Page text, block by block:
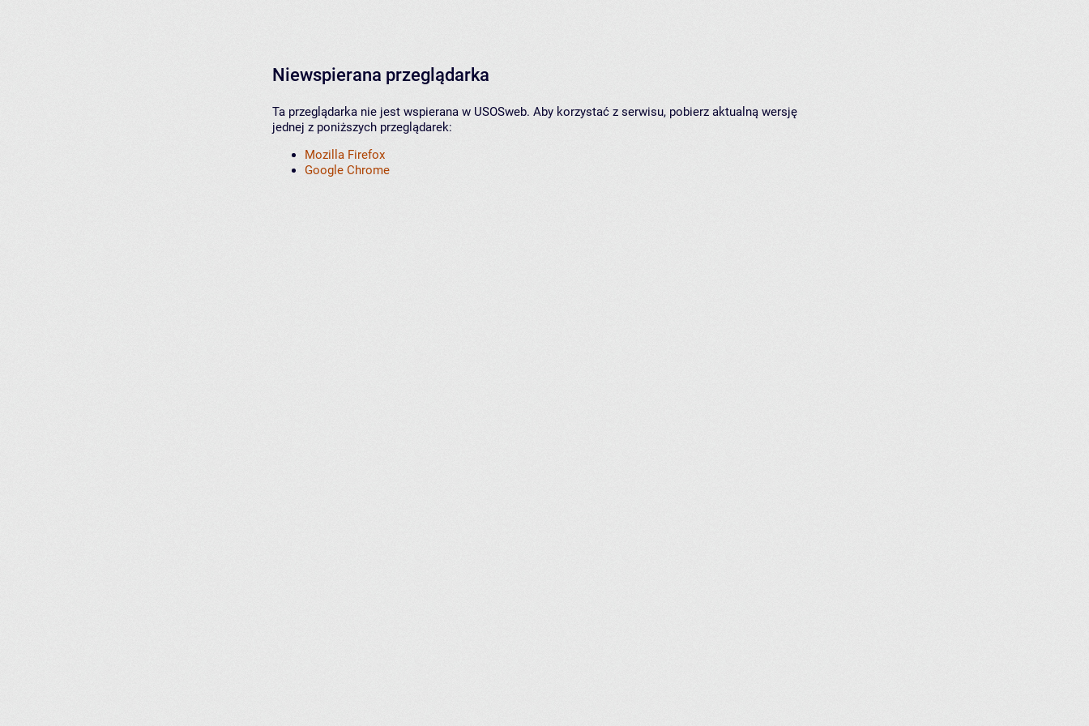
Niewspierana przeglądarka
Ta przeglądarka nie jest wspierana w USOSweb. Aby korzystać z serwisu, pobierz aktualną wersję
jednej z poniższych przeglądarek:
Mozilla Firefox
Google Chrome